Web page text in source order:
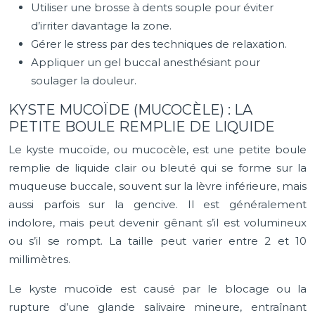
Utiliser une brosse à dents souple pour éviter
d’irriter davantage la zone.
Gérer le stress par des techniques de relaxation.
Appliquer un gel buccal anesthésiant pour
soulager la douleur.
KYSTE MUCOÏDE (MUCOCÈLE) : LA
PETITE BOULE REMPLIE DE LIQUIDE
Le kyste mucoïde, ou mucocèle, est une petite boule
remplie de liquide clair ou bleuté qui se forme sur la
muqueuse buccale, souvent sur la lèvre inférieure, mais
aussi parfois sur la gencive. Il est généralement
indolore, mais peut devenir gênant s’il est volumineux
ou s’il se rompt. La taille peut varier entre 2 et 10
millimètres.
Le kyste mucoïde est causé par le blocage ou la
rupture d’une glande salivaire mineure, entraînant